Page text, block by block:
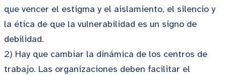
que vencer el estigma y el aislamiento, el silencio y
la ética de que la vulnerabilidad es un signo de
debilidad.
2) Hay que cambiar la dinámica de los centros de
trabajo. Las organizaciones deben facilitar el